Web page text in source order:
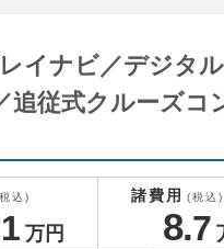
イナビ／デジタ
従式クルーズコ
込)
1 万円
諸費用 (税込)
8.7